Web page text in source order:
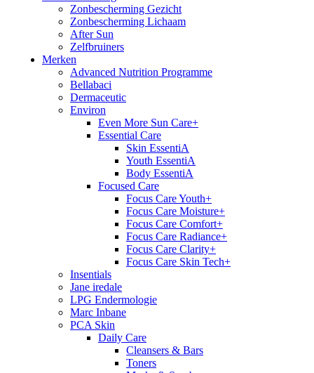
Zonbescherming Gezicht
Zonbescherming Lichaam
After Sun
Zelfbruiners
Merken
Advanced Nutrition Programme
Bellabaci
Dermaceutic
Environ
Even More Sun Care+
Essential Care
Skin EssentiA
Youth EssentiA
Body EssentiA
Focused Care
Focus Care Youth+
Focus Care Moisture+
Focus Care Comfort+
Focus Care Radiance+
Focus Care Clarity+
Focus Care Skin Tech+
Insentials
Jane iredale
LPG Endermologie
Marc Inbane
PCA Skin
Daily Care
Cleansers & Bars
Toners